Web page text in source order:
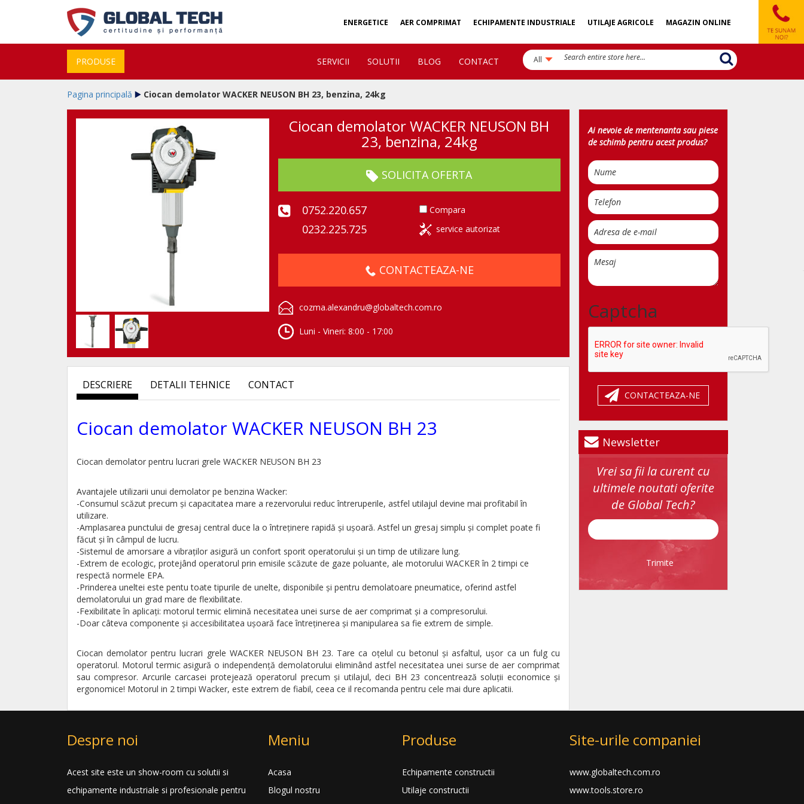
ENERGETICE AER COMPRIMAT ECHIPAMENTE INDUSTRIALE UTILAJE AGRICOLE MAGAZIN ONLINE
PRODUSE SERVICII SOLUTII BLOG CONTACT All
Pagina principală Ciocan demolator WACKER NEUSON BH 23, benzina, 24kg
Ciocan demolator WACKER NEUSON BH
23, benzina, 24kg
SOLICITA OFERTA
0752.220.657
0232.225.725
Compara
service autorizat
CONTACTEAZA-NE
cozma.alexandru@globaltech.com.ro
Luni - Vineri: 8:00 - 17:00
DESCRIERE DETALII TEHNICE CONTACT
Ciocan demolator WACKER NEUSON BH 23
Ciocan demolator pentru lucrari grele WACKER NEUSON BH 23
Avantajele utilizarii unui demolator pe benzina Wacker:
-Consumul scăzut precum și capacitatea mare a rezervorului reduc întreruperile, astfel utilajul devine mai profitabil în
utilizare.
-Amplasarea punctului de gresaj central duce la o întreţinere rapidă și ușoară. Astfel un gresaj simplu și complet poate fi
făcut și în câmpul de lucru.
-Sistemul de amorsare a vibraţilor asigură un confort sporit operatorului și un timp de utilizare lung.
-Extrem de ecologic, protejând operatorul prin emisile scăzute de gaze poluante, ale motorului WACKER în 2 timpi ce
respectă normele EPA.
-Prinderea uneltei este pentu toate tipurile de unelte, disponibile și pentru demolatoare pneumatice, oferind astfel
demolatorului un grad mare de flexibilitate.
-Fexibilitate în aplicaţi: motorul termic elimină necesitatea unei surse de aer comprimat și a compresorului.
-Doar câteva componente şi accesibilitatea uşoară face întreţinerea şi manipularea sa fie extrem de simple.
Ciocan demolator pentru lucrari grele WACKER NEUSON BH 23. Tare ca oţelul cu betonul și asfaltul, ușor ca un fulg cu
operatorul. Motorul termic asigură o independenţă demolatorului eliminând astfel necesitatea unei surse de aer comprimat
sau compresor. Arcurile carcasei protejează operatorul precum și utilajul, deci BH 23 concentrează soluţii economice și
ergonomice! Motorul in 2 timpi Wacker, este extrem de fiabil, ceea ce il recomanda pentru cele mai dure aplicatii.
Ai nevoie de mentenanta sau piese
de schimb pentru acest produs?
Captcha
CONTACTEAZA-NE
Newsletter
Vrei sa fii la curent cu
ultimele noutati oferite
de Global Tech?
Trimite
Despre noi
Acest site este un show-room cu solutii si
echipamente industriale si profesionale pentru
Meniu
Acasa
Blogul nostru
Produse
Echipamente constructii
Utilaje constructii
Site-urile companiei
www.globaltech.com.ro
www.tools.store.ro